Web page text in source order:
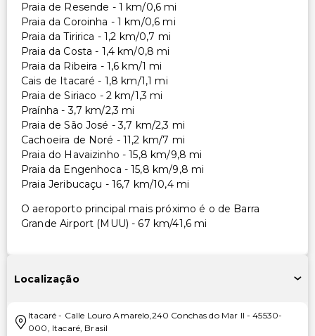
Praia de Resende - 1 km/0,6 mi
Praia da Coroinha - 1 km/0,6 mi
Praia da Tiririca - 1,2 km/0,7 mi
Praia da Costa - 1,4 km/0,8 mi
Praia da Ribeira - 1,6 km/1 mi
Cais de Itacaré - 1,8 km/1,1 mi
Praia de Siriaco - 2 km/1,3 mi
Praínha - 3,7 km/2,3 mi
Praia de São José - 3,7 km/2,3 mi
Cachoeira de Noré - 11,2 km/7 mi
Praia do Havaizinho - 15,8 km/9,8 mi
Praia da Engenhoca - 15,8 km/9,8 mi
Praia Jeribucaçu - 16,7 km/10,4 mi
O aeroporto principal mais próximo é o de Barra
Grande Airport (MUU) - 67 km/41,6 mi
Localização
Itacaré - Calle Louro Amarelo,240 Conchas do Mar II -45530-
000, Itacaré, Brasil